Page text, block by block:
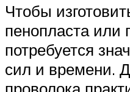
Чтобы
пенопласта или
потребуется
сил и времени.
проволока